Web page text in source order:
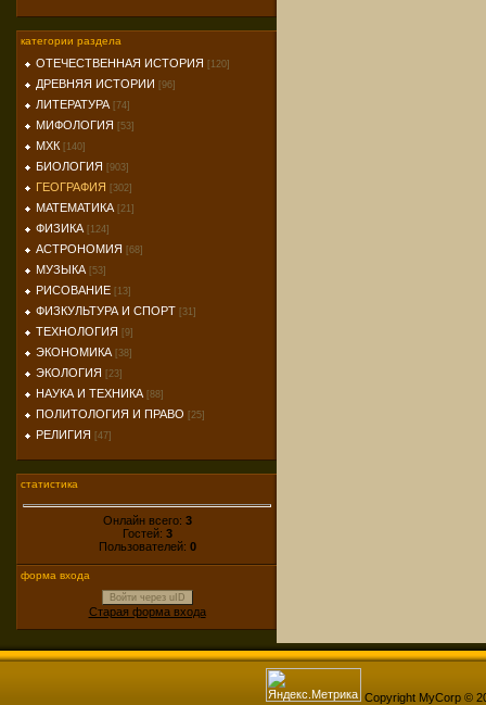
категории раздела
ОТЕЧЕСТВЕННАЯ ИСТОРИЯ [120]
ДРЕВНЯЯ ИСТОРИИ [96]
ЛИТЕРАТУРА [74]
МИФОЛОГИЯ [53]
МХК [140]
БИОЛОГИЯ [903]
ГЕОГРАФИЯ [302]
МАТЕМАТИКА [21]
ФИЗИКА [124]
АСТРОНОМИЯ [68]
МУЗЫКА [53]
РИСОВАНИЕ [13]
ФИЗКУЛЬТУРА И СПОРТ [31]
ТЕХНОЛОГИЯ [9]
ЭКОНОМИКА [38]
ЭКОЛОГИЯ [23]
НАУКА И ТЕХНИКА [88]
ПОЛИТОЛОГИЯ И ПРАВО [25]
РЕЛИГИЯ [47]
статистика
Онлайн всего: 3
Гостей: 3
Пользователей: 0
форма входа
Войти через uID
Старая форма входа
Copyright MyCorp ©